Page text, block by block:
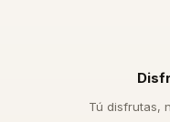
Tú disfrutas,